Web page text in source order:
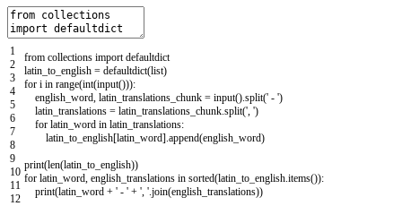
1
2
3
4
5
6
7
8
9
10
11
12
from collections import defaultdict
latin_to_english = defaultdict(list)
for i in range(int(input())):
english_word latin_translations_chunk = input() split(' - ')
latin_translations = latin_translations_chunk split(', ')
for latin_word in latin_translations:
latin_to_english[latin_word] append(english_word)
print(len(latin_to_english))
for latin_word english_translations in sorted(latin_to_english items()):
print(latin_word + ' - ' + ', ' join(english_translations))